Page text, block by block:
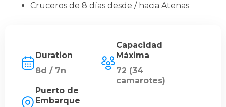
Cruceros de 8 días desde / hacia Atenas
Duration
8d / 7n
Capacidad
Máxima
72 (34
camarotes)
Puerto de
Embarque